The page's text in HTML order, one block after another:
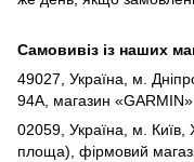
Самовивіз із наших
49027, Україна, м.
94А, магазин «GARMIN»
02059, Україна, м. Київ,
площа), фірмовий